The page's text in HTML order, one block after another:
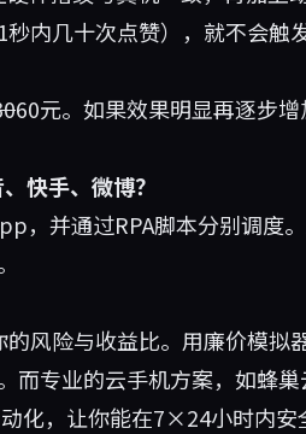
内几十次点赞），就不会触
60元。如果效果明显再逐步
快手、微博？
，并通过RPA脚本分别调度
风险与收益比。用廉价模拟
而专业的云手机方案，如蜂
化，让你能在7×24小时内